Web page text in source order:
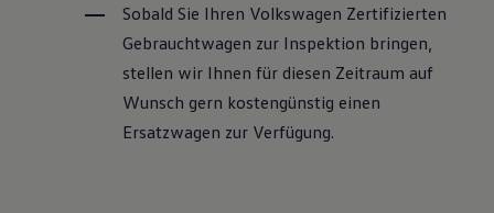
Sobald Sie Ihren Volkswagen Zertifizierten
Gebrauchtwagen zur Inspektion bringen,
stellen wir Ihnen für diesen Zeitraum auf
Wunsch gern kostengünstig einen
Ersatzwagen zur Verfügung.